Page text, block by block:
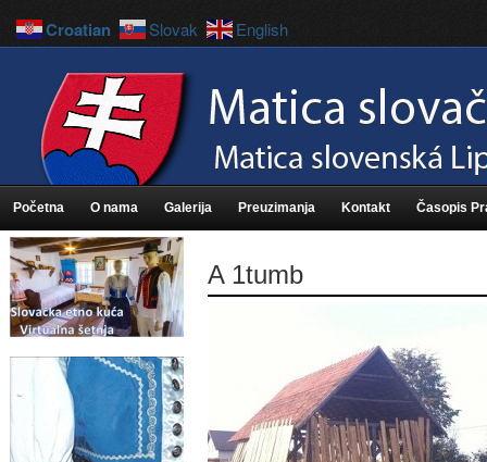
Početna O nama Galerija Preuzimanja Kontakt Časopis
A 1tumb
Croatian Slovak English